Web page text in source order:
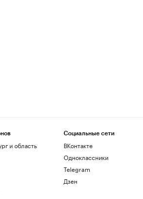
и область
Социальные сети
ВКонтакте
Одноклассники
Telegram
Дзен